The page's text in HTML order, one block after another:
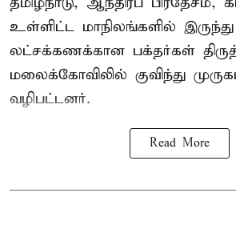
உள்ளிட்ட மாநிலங்களில் இருந்து
லட்சக்கணக்கான பக்தர்கள்
மலைக்கோவிலில் குவிந்து
வழிபட்டனர்.
Read More